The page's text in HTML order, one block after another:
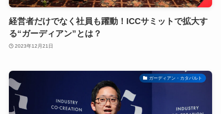
経営者だけでなく社員も躍動！ICCサミットで拡大す
る“ガーディアン”とは？
2023年12月21日
ガーディアン・カタパルト